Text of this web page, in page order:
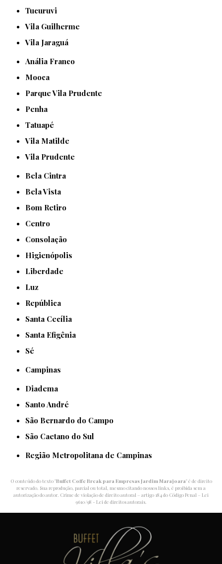
Tucuruvi
Vila Guilherme
Vila Jaraguá
Anália Franco
Mooca
Parque Vila Prudente
Penha
Tatuapé
Vila Matilde
Vila Prudente
Bela Cintra
Bela Vista
Bom Retiro
Centro
Consolação
Higienópolis
Liberdade
Luz
República
Santa Cecília
Santa Efigênia
Sé
Campinas
Diadema
Santo André
São Bernardo do Campo
São Caetano do Sul
Região Metropolitana de Campinas
O conteúdo do texto "Buffet Coffe Break para Empresas Jardim Marajoara" é de direito
reservado. Sua reprodução, parcial ou total, mesmo citando nossos links, é proibida sem a
autorização do autor. Crime de violação de direito autoral – artigo 184 do Código Penal – Lei
9610/98 - Lei de direitos autorais.